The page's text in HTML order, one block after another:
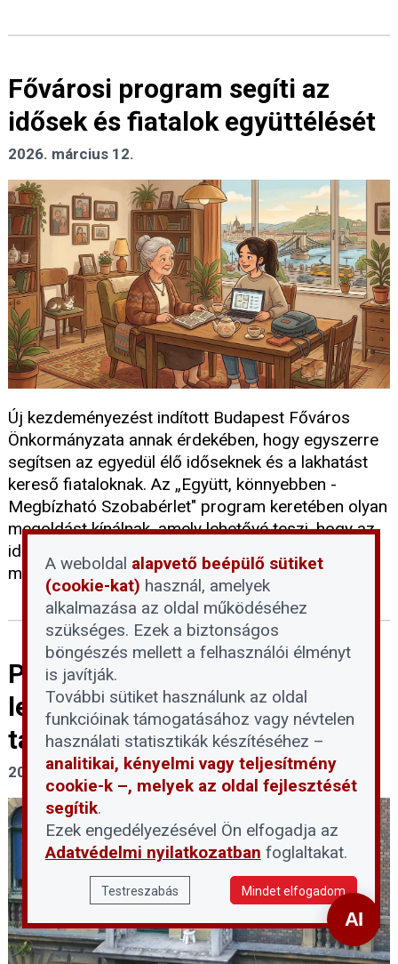
Fővárosi program segíti az
idősek és fiatalok együttélését
2026. március 12.
Új kezdeményezést indított Budapest Főváros
Önkormányzata annak érdekében, hogy egyszerre
segítsen az egyedül élő időseknek és a lakhatást
kereső fiataloknak. Az „Együtt, könnyebben -
Megbízható Szobabérlet" program keretében olyan
megoldást kínálnak, amely lehetővé teszi, hogy az
idősebb budapestiek otthonuk egy üres szobáját
megbízható fiatal bérlőnek adják ki.
Pályázati körkép – 2026-os
lehetőségek budapesti
társasházaknak
2026. március 9.
A weboldal alapvető beépülő sütiket
(cookie-kat) használ, amelyek
alkalmazása az oldal működéséhez
szükséges. Ezek a biztonságos
böngészés mellett a felhasználói élményt
is javítják.
További sütiket használunk az oldal
funkcióinak támogatásához vagy névtelen
használati statisztikák készítéséhez –
analitikai, kényelmi vagy teljesítmény
cookie-k –, melyek az oldal fejlesztését
segítik.
Ezek engedélyezésével Ön elfogadja az
Adatvédelmi nyilatkozatban foglaltakat.
Testreszabás Mindet elfogadom